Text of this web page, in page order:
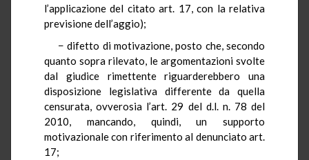
l’applicazione del citato art. 17, con la relativa
previsione dell’aggio);
− difetto di motivazione, posto che, secondo
quanto sopra rilevato, le argomentazioni svolte
dal giudice rimettente riguarderebbero una
disposizione legislativa differente da quella
censurata, ovverosia l’art. 29 del d.l. n. 78 del
2010, mancando, quindi, un supporto
motivazionale con riferimento al denunciato art.
17;